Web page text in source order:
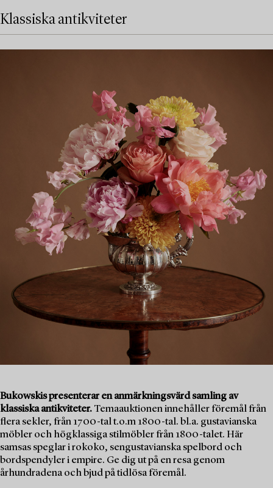
Klassiska antikviteter
Bukowskis presenterar en anmärkningsvärd samling av
klassiska antikviteter. Temaauktionen innehåller föremål från
flera sekler, från 1700-tal t.o.m 1800-tal. bl.a. gustavianska
möbler och högklassiga stilmöbler från 1800-talet. Här
samsas speglar i rokoko, sengustavianska spelbord och
bordspendyler i empire. Ge dig ut på en resa genom
århundradena och bjud på tidlösa föremål.